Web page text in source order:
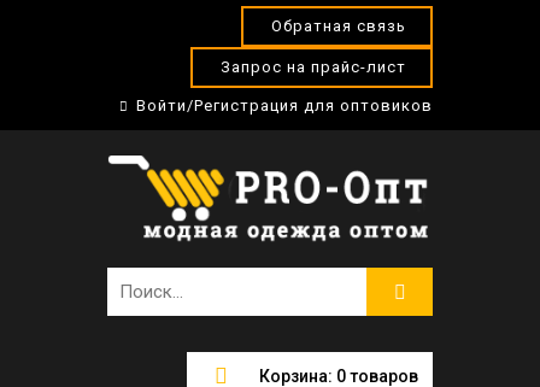
Обратная связь
Запрос на прайс-лист
Войти/Регистрация для оптовиков
Корзина: 0товаров